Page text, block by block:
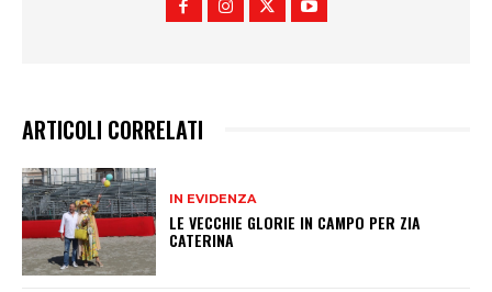
ARTICOLI CORRELATI
IN EVIDENZA
LE VECCHIE GLORIE IN CAMPO PER ZIA
CATERINA